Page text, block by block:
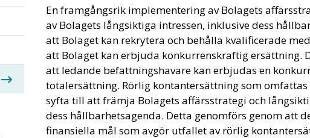
En framgångsrik implementering av Bolagets
av Bolagets långsiktiga intressen, inklusive dess
att Bolaget kan rekrytera och behålla kvalificerade
att Bolaget kan erbjuda konkurrenskraftig ersättning.
att ledande befattningshavare kan erbjudas en
totalersättning. Rörlig kontantersättning som omfattas
syfta till att främja Bolagets affärsstrategi och
dess hållbarhetsagenda. Detta genomförs genom att
finansiella mål som avgör utfallet av rörlig